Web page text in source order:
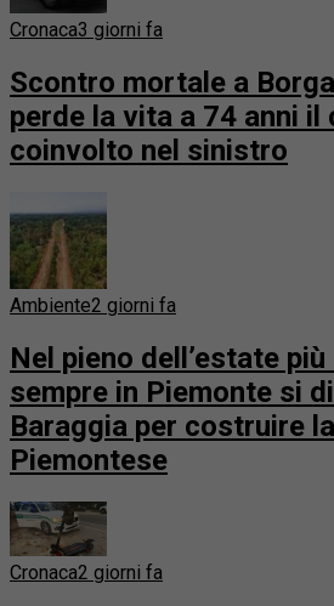
Cronaca3 giorni fa
Scontro mortale a
perde la vita a 74 anni il
coinvolto nel sinistro
Ambiente2 giorni fa
Nel pieno dell’estate
sempre in Piemonte si
Baraggia per costruire
Piemontese
Cronaca2 giorni fa